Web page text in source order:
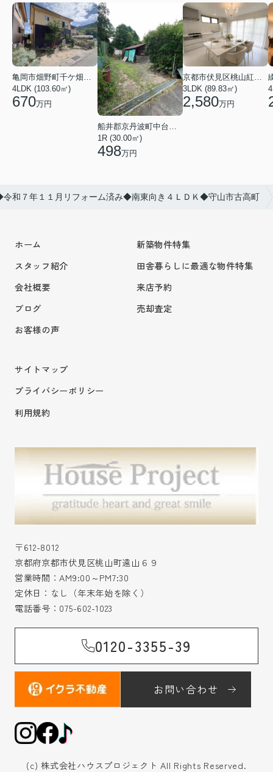
4LDK (103.60㎡)
670万円
船井郡京丹波町中台土橋
1R (30.00㎡)
498万円
3LDK (89.83㎡)
2,580万円
和７年１１月リフォーム済み◆南東向き４ＬＤＫ◆守山市古高町
ホーム
スタッフ紹介
会社概要
ブログ
お客様の声
新築物件特集
田舎暮らしに最適な物件特集
来店予約
売却査定
サイトマップ
プライバシーポリシー
利用規約
〒612-8012
京都府京都市伏見区桃山町遠山６９
営業時間：AM9:00～PM7:30
定休日：なし（年末年始を除く）
電話番号： 075-602-1023
0120-3355-39
お問い合わせ
(c) 株式会社ハウスプロジェクト All Rights Reserved.